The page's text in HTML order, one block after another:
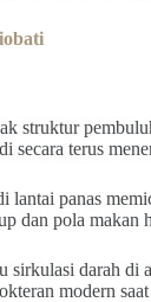
struktur
secara terus
lantai panas
dan pola makan
sirkulasi darah di
modern